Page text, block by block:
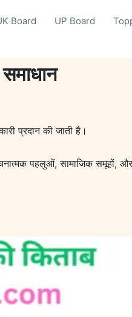
Board UP Board
प्रदान की जाती है।
पहलुओं, सामाजिक समूहों,